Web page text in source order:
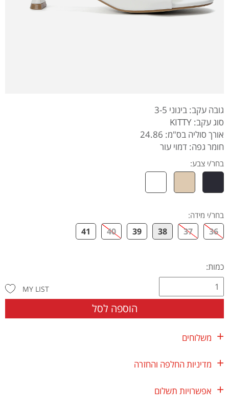
גובה עקב: בינוני 3-5
סוג עקב: KITTY
אורך סוליה בס"מ: 24.86
חומר גפה: דמוי עור
בחר/י צבע:
בחר/י מידה:
36
37
38
39
40
41
כמות:
הוספה לסל
MY LIST
משלוחים
מדיניות החלפה והחזרה
אפשרויות תשלום